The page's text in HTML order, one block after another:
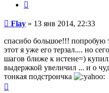
Непрочитанное
сообщение
Flay » 13 янв 2014, 22:33
спасибо большое!!! попробую
этот я уже его терзал.... но
шагов ближе к истене=)
выдержкой увеличил ... и о
тонкая подстроичка